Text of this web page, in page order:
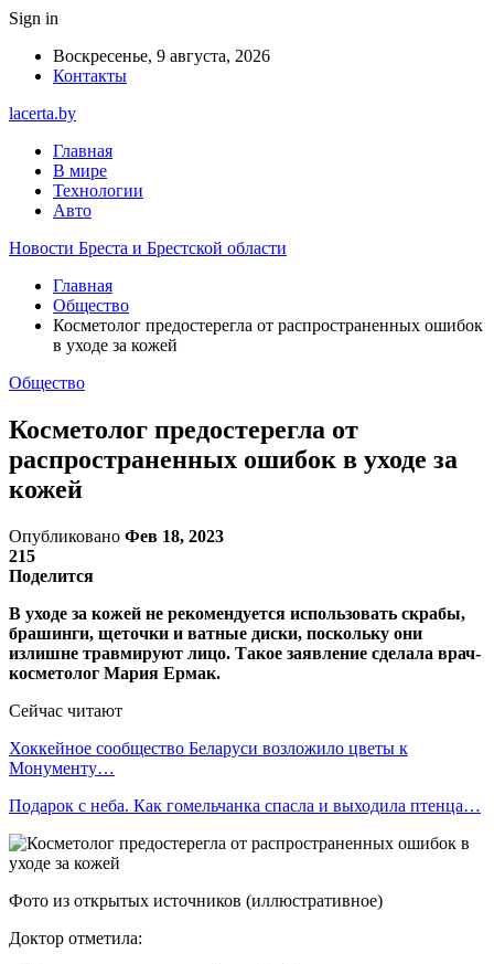
Sign in
Воскресенье, 9 августа, 2026
Контакты
lacerta.by
Главная
В мире
Технологии
Авто
Новости Бреста и Брестской области
Главная
Общество
Косметолог предостерегла от распространенных ошибок
в уходе за кожей
Общество
Косметолог предостерегла от
распространенных ошибок в уходе за
кожей
Опубликовано Фев 18, 2023
215
Поделится
В уходе за кожей не рекомендуется использовать скрабы,
брашинги, щеточки и ватные диски, поскольку они
излишне травмируют лицо. Такое заявление сделала врач-
косметолог Мария Ермак.
Сейчас читают
Хоккейное сообщество Беларуси возложило цветы к
Монументу…
Подарок с неба. Как гомельчанка спасла и выходила птенца…
Фото из открытых источников (иллюстративное)
Доктор отметила: